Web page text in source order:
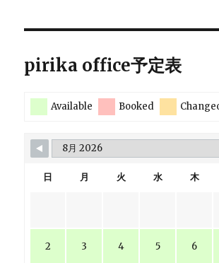
pirika office予定表
Available Booked
日 月 火 水 木
2 3 4 5 6